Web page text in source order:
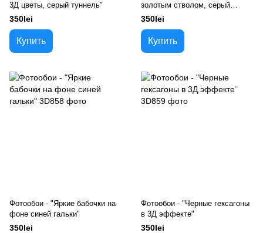
3Д цветы, серый туннель"
350lei
Купить
золотым стволом, серый
туннель"
350lei
Купить
Фотообои - "Яркие бабочки на
фоне синей гальки"
350lei
Фотообои - "Черные гексагоны
в 3Д эффекте"
350lei